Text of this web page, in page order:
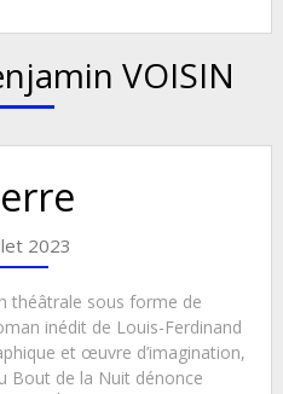
VOISIN
2023
théâtrale sous forme de
inédit de Louis-Ferdinand
et œuvre d’imagination,
Bout de la Nuit dénonce